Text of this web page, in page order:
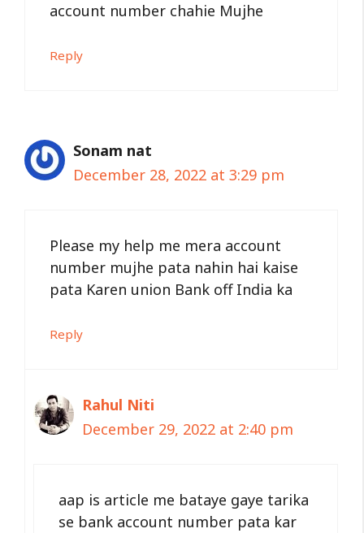
account number chahie Mujhe
Reply
Sonam nat
December 28, 2022 at 3:29 pm
Please my help me mera account
number mujhe pata nahin hai kaise
pata Karen union Bank off India ka
Reply
Rahul Niti
December 29, 2022 at 2:40 pm
aap is article me bataye gaye tarika
se bank account number pata kar